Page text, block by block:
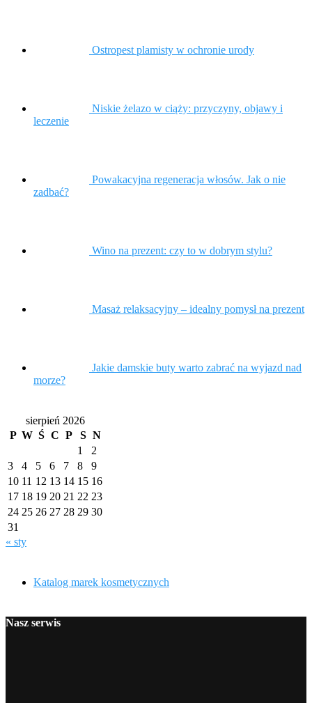
Ostropest plamisty w ochronie urody
Niskie żelazo w ciąży: przyczyny, objawy i
leczenie
Powakacyjna regeneracja włosów. Jak o nie
zadbać?
Wino na prezent: czy to w dobrym stylu?
Masaż relaksacyjny – idealny pomysł na prezent
Jakie damskie buty warto zabrać na wyjazd nad
morze?
sierpień 2026
P W Ś C P S N
1
2
3
4 5 6 7 8
9
10 11 12 13 14 15 16
17 18 19 20 21 22 23
24 25 26 27 28 29 30
31
« sty
Katalog marek kosmetycznych
Nasz serwis